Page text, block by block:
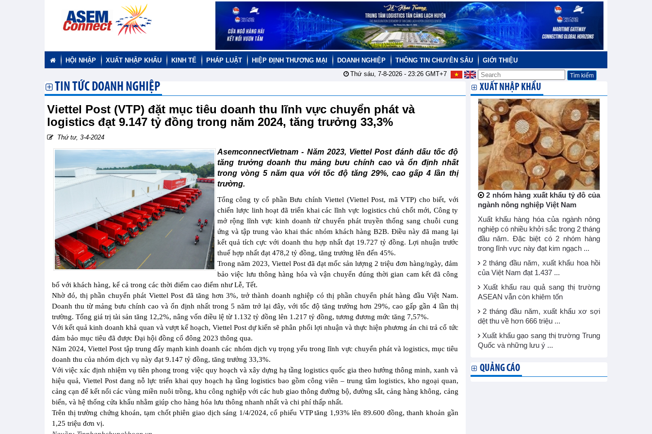
HỘI NHẬP XUẤT NHẬP KHẨU KINH TẾ PHÁP LUẬT HIỆP ĐỊNH THƯƠNG MẠI DOANH NGHIỆP THÔNG TIN CHUYÊN SÂU
GIỚI THIỆU
Thứ sáu, 7-8-2026 - 23:26GMT+7
TIN TỨC DOANH NGHIỆP
Viettel Post (VTP) đặt mục tiêu doanh thu lĩnh vực chuyển phát và
logistics đạt 9.147 tỷ đồng trong năm 2024, tăng trưởng 33,3%
Thứ tư, 3-4-2024
AsemconnectVietnam - Năm 2023, Viettel Post đánh dấu tốc độ
tăng trưởng doanh thu mảng bưu chính cao và ổn định nhất
trong vòng 5 năm qua với tốc độ tăng 29%, cao gấp 4 lần thị
trường.
Tổng công ty cổ phần Bưu chính Viettel (Viettel Post, mã VTP) cho biết, với
chiến lược linh hoạt đã triển khai các lĩnh vực logistics chủ chốt mới, Công ty
mở rộng lĩnh vực kinh doanh từ chuyển phát truyền thống sang chuỗi cung
ứng và tập trung vào khai thác nhóm khách hàng B2B. Điều này đã mang lại
kết quả tích cực với doanh thu hợp nhất đạt 19.727 tỷ đồng. Lợi nhuận trước
thuế hợp nhất đạt 478,2 tỷ đồng, tăng trưởng lên đến 45%.
Trong năm 2023, Viettel Post đã đạt mốc sản lượng 2 triệu đơn hàng/ngày, đảm
bảo việc lưu thông hàng hóa và vận chuyển đúng thời gian cam kết đã công
bố với khách hàng, kể cả trong các thời điểm cao điểm như Lễ, Tết.
Nhờ đó, thị phần chuyển phát Viettel Post đã tăng hơn 3%, trở thành doanh nghiệp có thị phần chuyển phát hàng đầu Việt Nam.
Doanh thu từ mảng bưu chính cao và ổn định nhất trong 5 năm trở lại đây, với tốc độ tăng trưởng hơn 29%, cao gấp gần 4 lần thị
trường. Tổng giá trị tài sản tăng 12,2%, nâng vốn điều lệ từ 1.132 tỷ đồng lên 1.217 tỷ đồng, tương đương mức tăng 7,57%.
Với kết quả kinh doanh khả quan và vượt kế hoạch, Viettel Post dự kiến sẽ phân phối lợi nhuận và thực hiện phương án chi trả cổ tức
đảm bảo mục tiêu đã được Đại hội đồng cổ đông 2023 thông qua.
Năm 2024, Viettel Post tập trung đẩy mạnh kinh doanh các nhóm dịch vụ trọng yếu trong lĩnh vực chuyển phát và logistics, mục tiêu
doanh thu của nhóm dịch vụ này đạt 9.147 tỷ đồng, tăng trưởng 33,3%.
Với việc xác định nhiệm vụ tiên phong trong việc quy hoạch và xây dựng hạ tầng logistics quốc gia theo hướng thông minh, xanh và
hiệu quả, Viettel Post đang nỗ lực triển khai quy hoạch hạ tầng logistics bao gồm công viên – trung tâm logistics, kho ngoại quan,
cảng cạn để kết nối các vùng miền nuôi trồng, khu công nghiệp với các hub giao thông đường bộ, đường sắt, cảng hàng không, cảng
biển, và hệ thống cửa khẩu nhằm giúp cho hàng hóa lưu thông nhanh nhất và chi phí thấp nhất.
Trên thị trường chứng khoán, tạm chốt phiên giao dịch sáng 1/4/2024, cổ phiếu VTP tăng 1,93% lên 89.600 đồng, thanh khoản gần
1,25 triệu đơn vị.
XUẤT NHẬP KHẨU
2 nhóm hàng xuất khẩu tỷ đô của
ngành nông nghiệp Việt Nam
Xuất khẩu hàng hóa của ngành nông
nghiệp có nhiều khởi sắc trong 2 tháng
đầu năm. Đặc biệt có 2 nhóm hàng
trong lĩnh vực này đạt kim ngạch ...
2 tháng đầu năm, xuất khẩu hoa hồi
của Việt Nam đạt 1.437 ...
Xuất khẩu rau quả sang thị trường
ASEAN vẫn còn khiêm tốn
2 tháng đầu năm, xuất khẩu xơ sợi
dệt thu về hơn 666 triệu ...
Xuất khẩu gạo sang thị trường Trung
Quốc và những lưu ý ...
QUẢNG CÁO